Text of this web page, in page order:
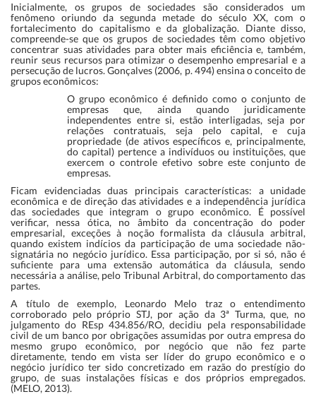
Inicialmente, os grupos de sociedades são considerados um
fenômeno oriundo da segunda metade do século XX, com o
fortalecimento do capitalismo e da globalização. Diante disso,
compreende-se que os grupos de sociedades têm como objetivo
concentrar suas atividades para obter mais eficiência e, também,
reunir seus recursos para otimizar o desempenho empresarial e a
persecução de lucros. Gonçalves (2006, p. 494) ensina o conceito de
grupos econômicos:
O grupo econômico é definido como o conjunto de
empresas que, ainda quando juridicamente
independentes entre si, estão interligadas, seja por
relações contratuais, seja pelo capital, e cuja
propriedade (de ativos específicos e, principalmente,
do capital) pertence a indivíduos ou instituições, que
exercem o controle efetivo sobre este conjunto de
empresas.
Ficam evidenciadas duas principais características: a unidade
econômica e de direção das atividades e a independência jurídica
das sociedades que integram o grupo econômico. É possível
verificar, nessa ótica, no âmbito da concentração do poder
empresarial, exceções à noção formalista da cláusula arbitral,
quando existem indícios da participação de uma sociedade não-
signatária no negócio jurídico. Essa participação, por si só, não é
suficiente para uma extensão automática da cláusula, sendo
necessária a análise, pelo Tribunal Arbitral, do comportamento das
partes.
A título de exemplo, Leonardo Melo traz o entendimento
corroborado pelo próprio STJ, por ação da 3ª Turma, que, no
julgamento do REsp 434.856/RO, decidiu pela responsabilidade
civil de um banco por obrigações assumidas por outra empresa do
mesmo grupo econômico, por negócio que não fez parte
diretamente, tendo em vista ser líder do grupo econômico e o
negócio jurídico ter sido concretizado em razão do prestígio do
grupo, de suas instalações físicas e dos próprios empregados.
(MELO, 2013).